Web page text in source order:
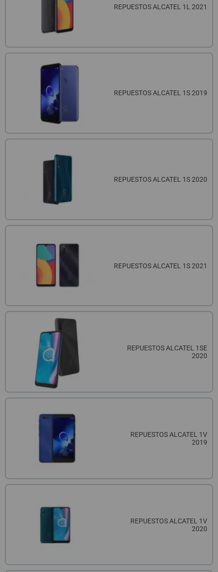
GUÍA DE COMPRA
(+34)912 477 744
HORARIO de TIENDA:
Lunes a Viernes 09:30h a 20:00h
También atendemos Whatsapp
info@preciosadictos.com
REGISTRO PROFESIONALREPUESTOS ALCATEL 1L 2021
REPUESTOS ALCATEL 1S 2019
REPUESTOS ALCATEL 1S 2020
REPUESTOS ALCATEL 1S 2021
REPUESTOS ALCATEL 1SE
2020
REPUESTOS ALCATEL 1V
2019
REPUESTOS ALCATEL 1V
2020